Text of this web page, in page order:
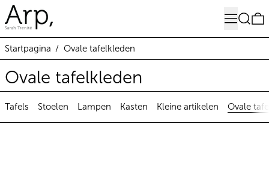
MenuZoeken
Startpagina / Ovale tafelkleden
Ovale tafelkleden
Tafels Stoelen Lampen Kasten Kleine artikelen
Ovale